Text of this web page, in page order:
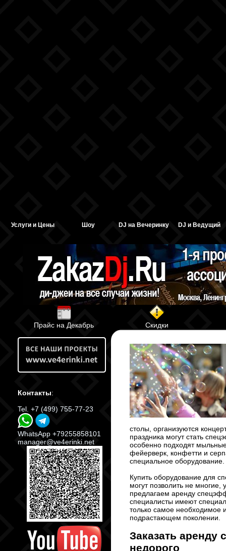
Услуги и Цены Шоу DJ на Вечеринку DJ и Ведущий
Прайс на Декабрь Скидки
Контакты:
Tel. +7 (499) 755-77-23
WhatsApp +79255858101
manager@ve4erinki.net
столы, организуются
праздника могут стать
особенно подходят
фейерверк, конфетти и
специальное оборудование.
Купить оборудование для
могут позволить не
предлагаем аренду
специалисты имеют
только самое необходимое
подрастающем поколении.
Заказать аренду
недорого